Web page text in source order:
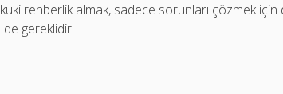
rehberlik almak, sadece sorunları çözmek için
gereklidir.